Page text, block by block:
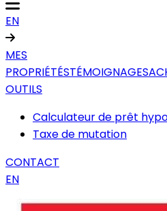
EN
MES
PROPRIÉTÉSTÉMOIGNAGES
OUTILS
Calculateur de prêt
Taxe de mutation
CONTACT
EN